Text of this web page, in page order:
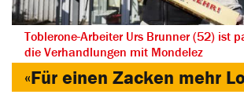
Toblerone-Arbeiter Urs Brunner (52) ist
die Verhandlungen mit Mondelez
«Für einen Zacken mehr